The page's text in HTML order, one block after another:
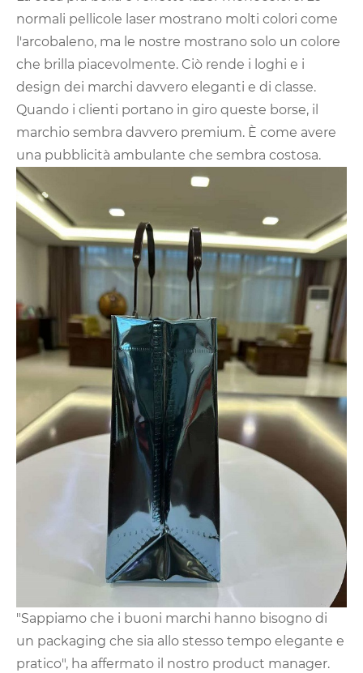
normali pellicole laser mostrano molti colori come
l'arcobaleno, ma le nostre mostrano solo un colore
che brilla piacevolmente. Ciò rende i loghi e i
design dei marchi davvero eleganti e di classe.
Quando i clienti portano in giro queste borse, il
marchio sembra davvero premium. È come avere
una pubblicità ambulante che sembra costosa.
"Sappiamo che i buoni marchi hanno bisogno di
un packaging che sia allo stesso tempo elegante e
pratico", ha affermato il nostro product manager.